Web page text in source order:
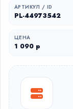
АРТИКУЛ / ID
PL-44973542
ЦЕНА
1 090 р